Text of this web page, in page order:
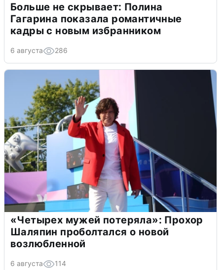
Больше не скрывает: Полина
Гагарина показала романтичные
кадры с новым избранником
6 августа 286
«Четырех мужей потеряла»: Прохор
Шаляпин проболтался о новой
возлюбленной
6 августа 114